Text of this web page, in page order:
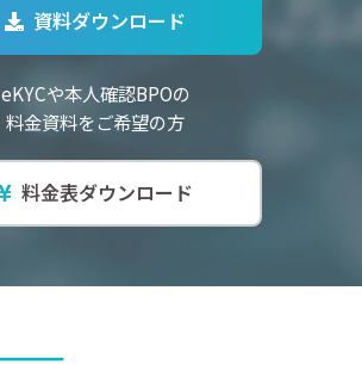
資料ダウンロード
eKYCや本人確認BPOの
料金資料をご希望の方
料金表ダウンロード